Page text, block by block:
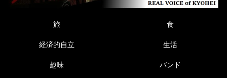
旅 食
経済的自立 生活
趣味 バンド